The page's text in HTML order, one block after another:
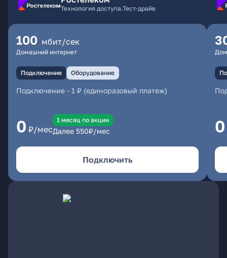
Технология доступа.Тест-драйв
100 мбит/сек
Домашний интернет
Подключение Оборудование
Подключение - 1 ₽ (единоразовый платеж)
0 ₽/мес
1 месяц по акции
Далее 550₽/мес
Подключить
0